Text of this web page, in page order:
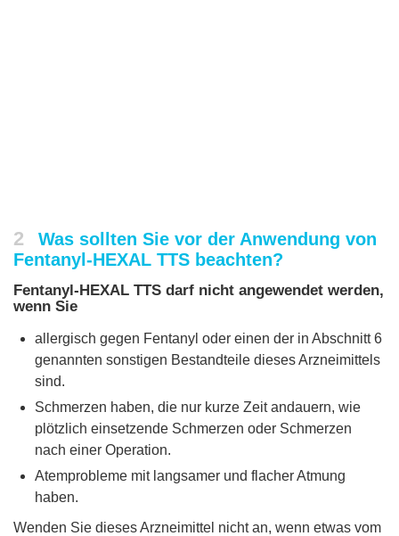
2
Was sollten Sie vor der Anwendung von
Fentanyl-HEXAL TTS beachten?
Fentanyl-HEXAL TTS darf nicht angewendet werden,
wenn Sie
allergisch gegen Fentanyl oder einen der in Abschnitt 6
genannten sonstigen Bestandteile dieses Arzneimittels
sind.
Schmerzen haben, die nur kurze Zeit andauern, wie
plötzlich einsetzende Schmerzen oder Schmerzen
nach einer Operation.
Atemprobleme mit langsamer und flacher Atmung
haben.
Wenden Sie dieses Arzneimittel nicht an, wenn etwas vom